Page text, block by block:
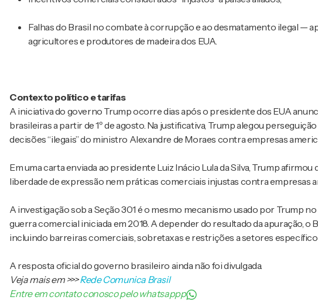
Falhas do Brasil no combate à corrupção e ao desmatamento ilegal —
agricultores e produtores de madeira dos EUA.
Contexto político e tarifas
A iniciativa do governo Trump ocorre dias após o presidente dos EUA
brasileiras a partir de 1º de agosto. Na justificativa, Trump alegou
decisões “ilegais” do ministro Alexandre de Moraes contra empresas
Em uma carta enviada ao presidente Luiz Inácio Lula da Silva, Trump
liberdade de expressão nem práticas comerciais injustas contra empresas
A investigação sob a Seção 301 é o mesmo mecanismo usado por Trump
guerra comercial iniciada em 2018. A depender do resultado da apuração,
incluindo barreiras comerciais, sobretaxas e restrições a setores
A resposta oficial do governo brasileiro ainda não foi divulgada.
Veja mais em>>>Rede Comunica Brasil
Entre em contato conosco pelo whatsappp